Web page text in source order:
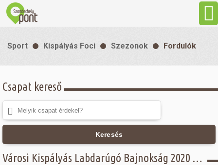
Látnivalók
Gasztronómia
Szállás
Sport Kispályás Foci Szezonok Fordulók
Csapat kereső
Keresés
Városi Kispályás Labdarúgó Bajnokság 2020 - Fordulók - Női csoport